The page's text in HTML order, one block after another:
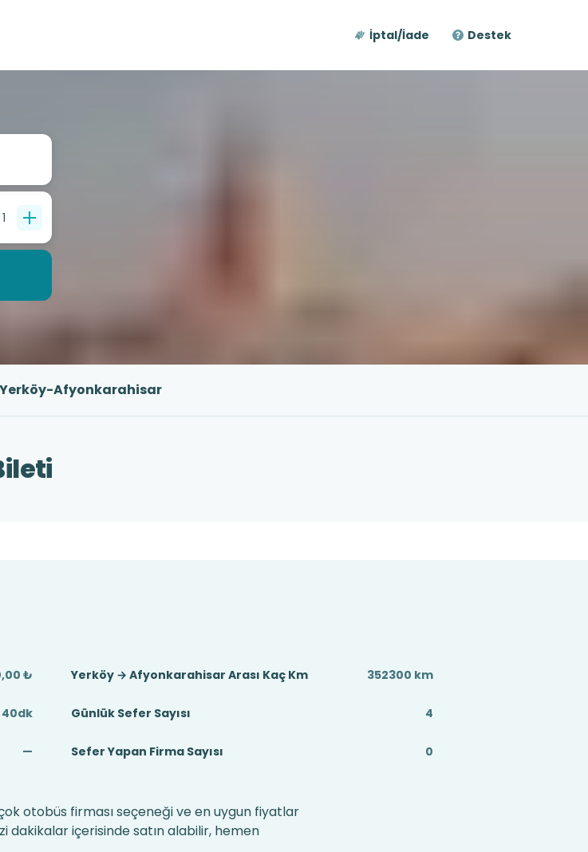
İptal/İade Destek
1
Yerköy-Afyonkarahisar
₺ Yerköy → Afyonkarahisar Arası Kaç Km 352300 km
40dk Günlük Sefer Sayısı 4
— Sefer Yapan Firma Sayısı 0
otobüs firması seçeneği ve en uygun fiyatlar
dakikalar içerisinde satın alabilir, hemen